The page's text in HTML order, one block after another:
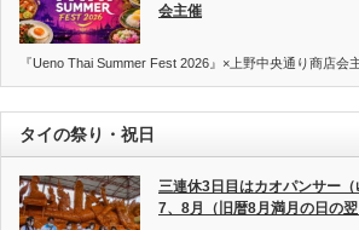
会主催
『Ueno Thai Summer Fest 2026』×上野中央通り商店会
タイの祭り・祝日
三連休3日目はカオパンサー（
7、8月（旧暦8月満月の日の翌